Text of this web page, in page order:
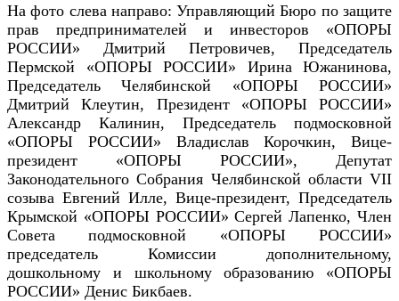
На фото слева направо: Управляющий Бюро по защите
прав предпринимателей и инвесторов «ОПОРЫ
РОССИИ» Дмитрий Петровичев, Председатель
Пермской «ОПОРЫ РОССИИ» Ирина Южанинова,
Председатель Челябинской «ОПОРЫ РОССИИ»
Дмитрий Клеутин, Президент «ОПОРЫ РОССИИ»
Александр Калинин, Председатель подмосковной
«ОПОРЫ РОССИИ» Владислав Корочкин, Вице-
президент «ОПОРЫ РОССИИ», Депутат
Законодательного Собрания Челябинской области VII
созыва Евгений Илле, Вице-президент, Председатель
Крымской «ОПОРЫ РОССИИ» Сергей Лапенко, Член
Совета подмосковной «ОПОРЫ РОССИИ»
председатель Комиссии дополнительному,
дошкольному и школьному образованию «ОПОРЫ
РОССИИ» Денис Бикбаев.